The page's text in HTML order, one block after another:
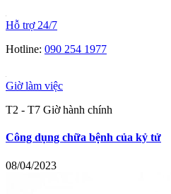
Hỗ trợ 24/7
Hotline: 090 254 1977
Giờ làm việc
T2 - T7 Giờ hành chính
Công dụng chữa bệnh của kỷ tử
08/04/2023